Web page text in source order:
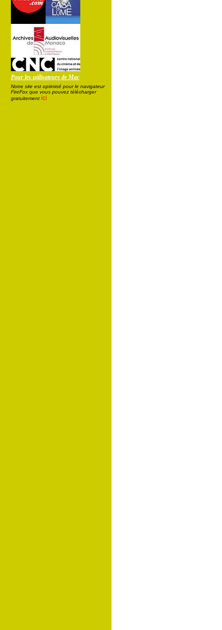
Pour les utilisateurs de Mac
Notre site est optimisé pour le navigateur
FireFox que vous pouvez télécharger
gratuitement ici